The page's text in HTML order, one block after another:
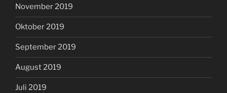
November 2019
Oktober 2019
September 2019
August 2019
Juli 2019